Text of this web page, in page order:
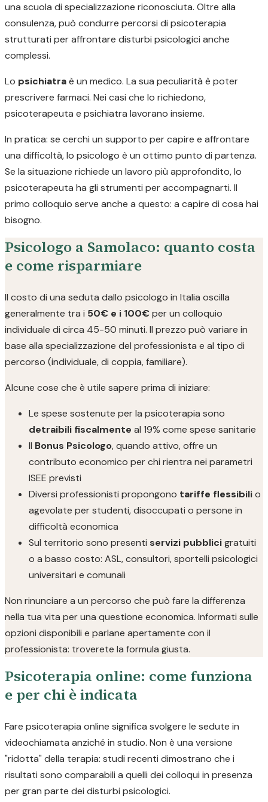
una scuola di specializzazione riconosciuta. Oltre alla
consulenza, può condurre percorsi di psicoterapia
strutturati per affrontare disturbi psicologici anche
complessi.
Lo psichiatraè un medico. La sua peculiarità è poter
prescrivere farmaci. Nei casi che lo richiedono,
psicoterapeuta e psichiatra lavorano insieme.
In pratica: se cerchi un supporto per capire e affrontare
una difficoltà, lo psicologo è un ottimo punto di partenza.
Se la situazione richiede un lavoro più approfondito, lo
psicoterapeuta ha gli strumenti per accompagnarti. Il
primo colloquio serve anche a questo: a capire di cosa hai
bisogno.
Psicologo a Samolaco: quanto costa
e come risparmiare
Il costo di una seduta dallo psicologo in Italia oscilla
generalmente tra i 50€ e i 100€ per un colloquio
individuale di circa 45-50 minuti. Il prezzo può variare in
base alla specializzazione del professionista e al tipo di
percorso (individuale, di coppia, familiare).
Alcune cose che è utile sapere prima di iniziare:
Le spese sostenute per la psicoterapia sono
detraibili fiscalmente al 19% come spese sanitarie
Il Bonus Psicologo, quando attivo, offre un
contributo economico per chi rientra nei parametri
ISEE previsti
Diversi professionisti propongono tariffe flessibilio
agevolate per studenti, disoccupati o persone in
difficoltà economica
Sul territorio sono presenti servizi pubblicigratuiti
o a basso costo: ASL, consultori, sportelli psicologici
universitari e comunali
Non rinunciare a un percorso che può fare la differenza
nella tua vita per una questione economica. Informati sulle
opzioni disponibili e parlane apertamente con il
professionista: troverete la formula giusta.
Psicoterapia online: come funziona
e per chi è indicata
Fare psicoterapia online significa svolgere le sedute in
videochiamata anziché in studio. Non è una versione
"ridotta" della terapia: studi recenti dimostrano che i
risultati sono comparabili a quelli dei colloqui in presenza
per gran parte dei disturbi psicologici.